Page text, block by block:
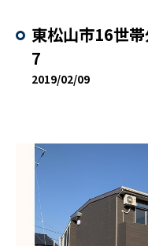
東松山市16世
7
2019/02/09